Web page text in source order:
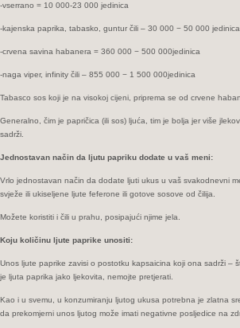
-vserrano = 10 000-23 000 jedinica
-kajenska paprika, tabasko, guntur čili – 30 000 − 50 000 jedinica
-crvena savina habanera = 360 000 − 500 000jedinica
-naga viper, infinity čili – 855 000 − 1 500 000jedinica
Tabasco sos koji je na visokoj cijeni, priprema se od crvene
Generalno, čim je papričica (ili sos) ljuća, tim je bolja jer više
sadrži.
Jednostavan način da ljutu papriku dodate u vaš meni:
Vrlo jednostavan način da dodate ljuti ukus u vaš svakodnevni
svježe ili ukiseljene ljute feferone ili gotove sosove od čilija.
Možete koristiti i čili u prahu, posipajući njime jela.
Koju količinu ljute paprike unositi:
Unos ljute paprike zavisi o postotku kapsaicina koji ona sadrži –
je ljuta paprika jako ljekovita, nemojte pretjerati.
Kao i u svemu, u konzumiranju ljutog ukusa potrebna je zlatna
da prekomjerni unos ljutog može imati negativne posljedice na